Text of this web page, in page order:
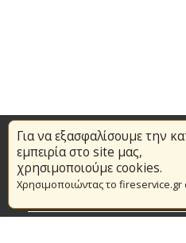
Για να εξασφαλίσουμε την
εμπειρία στο site μας,
χρησιμοποιούμε cookies.
Χρησιμοποιώντας το fireservice.gr
Επικαιρότητα
Το Πυροσβεστικό Σώμα